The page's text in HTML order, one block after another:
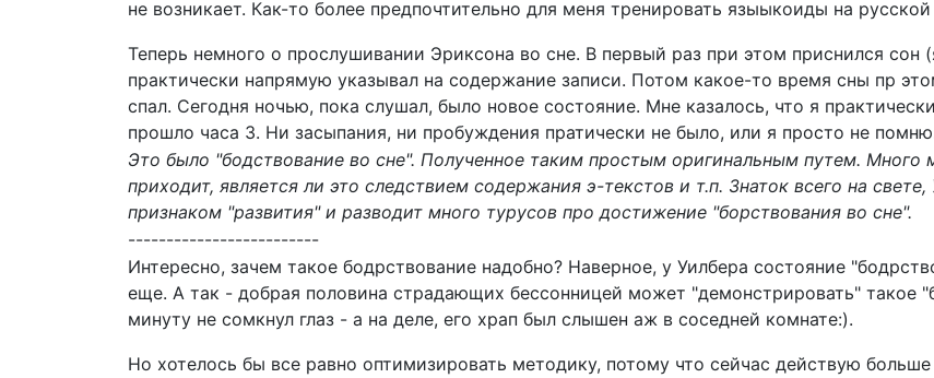
не возникает. Как-то более предпочтительно для меня тренировать языыкоиды на
Теперь немного о прослушивании Эриксона во сне. В первый раз при этом приснился сон
практически напрямую указывал на содержание записи. Потом какое-то время сны пр
спал. Сегодня ночью, пока слушал, было новое состояние. Мне казалось, что я
прошло часа 3. Ни засыпания, ни пробуждения пратически не было, или я просто не
Это было "бодствование во сне". Полученное таким простым оригинальным путем. Много
приходит, является ли это следствием содержания э-текстов и т.п. Знаток всего на
признаком "развития" и разводит много турусов про достижение "борствования во сне".
-------------------------
Интересно, зачем такое бодрствование надобно? Наверное, у Уилбера состояние
еще. А так - добрая половина страдающих бессонницей может "демонстрировать" такое
минуту не сомкнул глаз - а на деле, его храп был слышен аж в соседней комнате:).
Но хотелось бы все равно оптимизировать методику, потому что сейчас действую